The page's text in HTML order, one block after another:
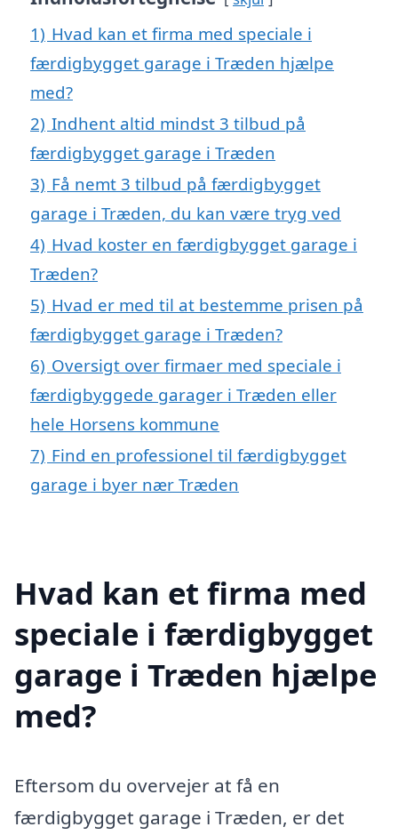
1) Hvad kan et firma med speciale i
færdigbygget garage i Træden hjælpe
med?
2) Indhent altid mindst 3 tilbud på
færdigbygget garage i Træden
3) Få nemt 3 tilbud på færdigbygget
garage i Træden, du kan være tryg ved
4) Hvad koster en færdigbygget garage i
Træden?
5) Hvad er med til at bestemme prisen på
færdigbygget garage i Træden?
6) Oversigt over firmaer med speciale i
færdigbyggede garager i Træden eller
hele Horsens kommune
7) Find en professionel til færdigbygget
garage i byer nær Træden
Hvad kan et firma med
speciale i færdigbygget
garage i Træden hjælpe
med?
Eftersom du overvejer at få en
færdigbygget garage i Træden, er det